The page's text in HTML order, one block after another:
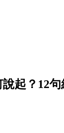
起？12